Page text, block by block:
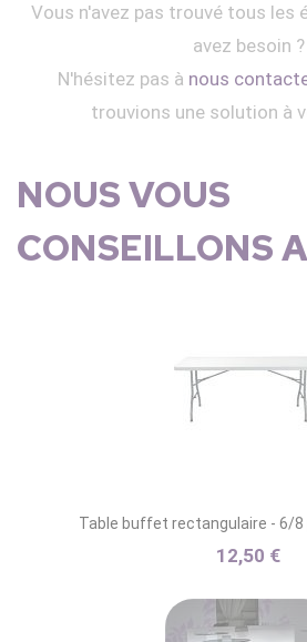
Vous n'avez pas trouvé tous les
avez besoin ?
N'hésitez pas à nous
trouvions une solution à
NOUS VOUS
CONSEILLONS
Table buffet rectangulaire - 6/8
12,50 €